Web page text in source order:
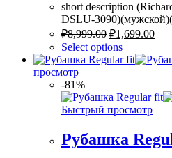
short description
DSLU-
₽8,999.00 ₽1,699.00
Select options
просмотр
-81%
Быстрый просмотр
Рубашка